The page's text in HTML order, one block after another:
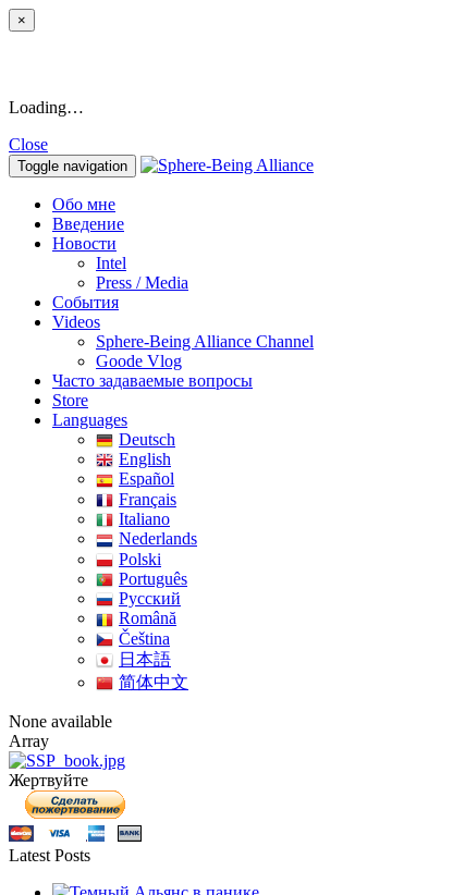
×
Loading…
Close
Toggle navigation
Обо мне
Введение
Новости
Intel
Press / Media
События
Videos
Sphere-Being Alliance Channel
Goode Vlog
Часто задаваемые вопросы
Store
Languages
Deutsch
English
Español
Français
Italiano
Nederlands
Polski
Português
Pусский
Română
Čeština
日本語
简体中文
None available
Array
Жертвуйте
Latest Posts